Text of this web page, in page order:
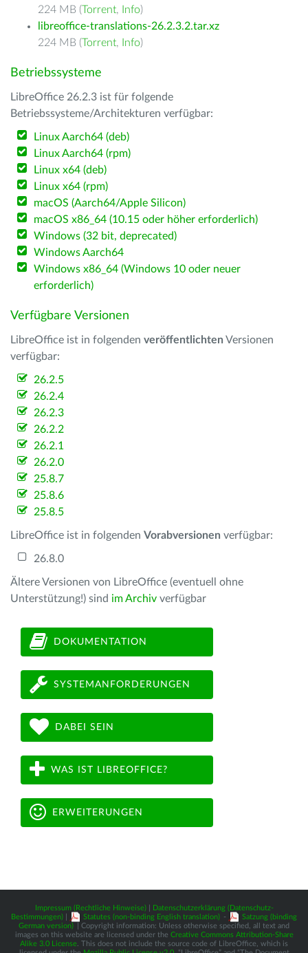
224 MB (Torrent, Info)
libreoffice-translations-26.2.3.2.tar.xz
224 MB (Torrent, Info)
Betriebssysteme
LibreOffice 26.2.3 ist für folgende
Betriebssysteme/Architekturen verfügbar:
Linux Aarch64 (deb)
Linux Aarch64 (rpm)
Linux x64 (deb)
Linux x64 (rpm)
macOS (Aarch64/Apple Silicon)
macOS x86_64 (10.15 oder höher erforderlich)
Windows (32 bit, deprecated)
Windows Aarch64
Windows x86_64 (Windows 10 oder neuer
erforderlich)
Verfügbare Versionen
LibreOffice ist in folgenden veröffentlichten Versionen
verfügbar:
26.2.5
26.2.4
26.2.3
26.2.2
26.2.1
26.2.0
25.8.7
25.8.6
25.8.5
LibreOffice ist in folgenden Vorabversionen verfügbar:
26.8.0
Ältere Versionen von LibreOffice (eventuell ohne
Unterstützung!) sind im Archiv verfügbar
DOKUMENTATION
SYSTEMANFORDERUNGEN
DABEI SEIN
WAS IST LIBREOFFICE?
ERWEITERUNGEN
Impressum (Rechtliche Hinweise)|
Datenschutzerklärung (Datenschutz-
Bestimmungen)
Statutes (non-binding English translation) -
Satzung (binding
German version)
| Copyright information: Unless otherwise specified, all text and
images on this website are licensed under the Creative Commons Attribution-Share
Alike 3.0 License . This does not include the source code of LibreOffice, which is